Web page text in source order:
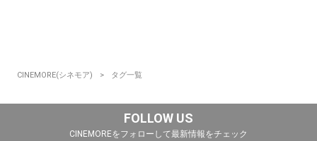
CINEMORE(シネモア) タグ一覧
FOLLOW US
CINEMOREをフォローして最新情報をチェック